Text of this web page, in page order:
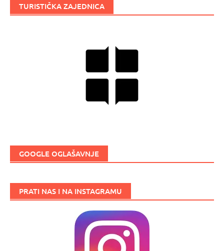
TURISTIČKA ZAJEDNICA
GOOGLE OGLAŠAVNJE
PRATI NAS I NA INSTAGRAMU